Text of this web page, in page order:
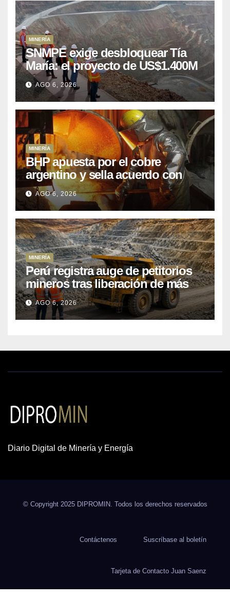
MINERÍA
SNMPE exige desbloquear Tía
María: el proyecto de US$1.400M
que Perú lleva 15 años
posponiendo
AGO 6, 2026
MINERÍA
BHP apuesta por el cobre
argentino y sella acuerdo con
Kobrea para siete proyecto
AGO 6, 2026
MINERÍA
Perú registra auge de petitorios
mineros tras liberación de más
de mil concesiones para explorar
cobre y oro
AGO 6, 2026
Diario Digital de Minería y Energía
© Copyright 2025 DIPROMIN. Todos los derechos reservados
Contáctenos Suscríbase al boletín
Tarjeta de Contacto Juan Saenz